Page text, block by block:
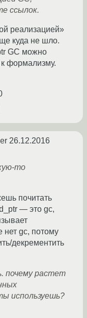
ссылок.
реализацией»
куда не шло.
GC можно
формализму.
26.12.2016
то
почитать
— это gc,
нет gc, потому
декрементить
почему растет
используешь?